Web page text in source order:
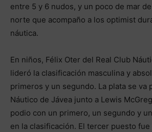
entre 5 y 6 nudos, y un poco de mar
norte que acompaño a los optimist
náutica.
En niños, Félix Oter del Real Club
lideró la clasificación masculina y
primeros y un segundo. La plata se va
Náutico de Jávea junto a Lewis
podio con un primero, un segundo y
en la clasificación. El tercer puesto fue